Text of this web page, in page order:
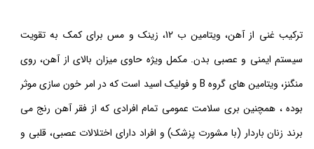
ترکیب غنی از آهن، ویتامین ب 12، زینک و مس برای کمک به تقویت
سیستم ایمنی و عصبی بدن. مکمل ویژه حاوی میزان بالای از آهن، روی
منگنز، ویتامین های گروه B و فولیک اسید است که در امر خون سازی موثر
بوده ، همچنین بری سلامت عمومی تمام افرادی که از فقر آهن رنج می
برند زنان باردار (با مشورت پزشک) و افراد دارای اختلالات عصبی، قلبی و